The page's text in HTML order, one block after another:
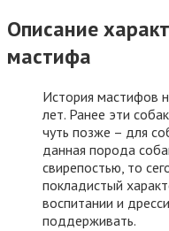
Описание
мастифа
История мастифов
лет. Ранее эти
чуть позже – для
данная порода
свирепостью, то
покладистый
воспитании и
поддерживать.